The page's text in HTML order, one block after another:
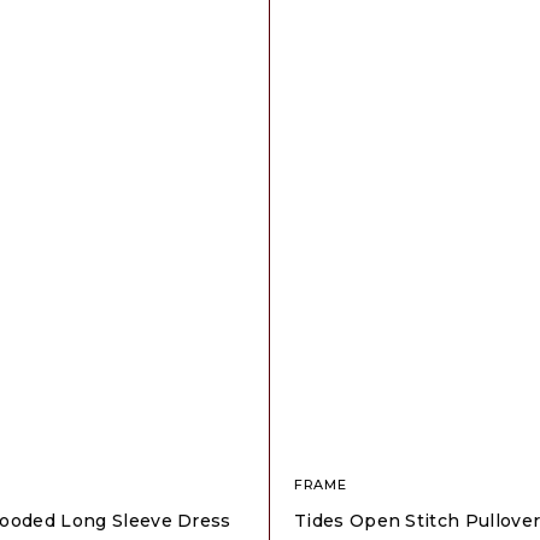
Long Sleeve Dress
FRAME
Tides Open Stitch Pullover